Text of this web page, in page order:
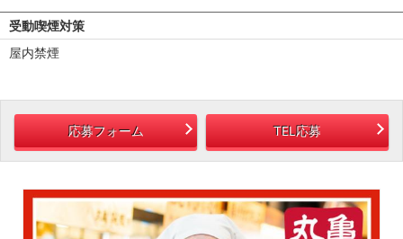
受動喫煙対策
屋内禁煙
応募フォーム TEL応募